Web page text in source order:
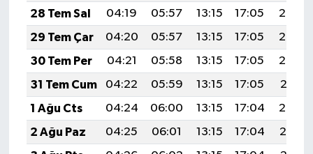
28 Tem Sal
04:19 05:57 13:15 17:05
20:24
29 Tem Çar
04:20 05:57 13:15 17:05
20:23
30 Tem Per
04:21 05:58 13:15 17:05
20:22
31 Tem Cum
04:22 05:59 13:15 17:05
20:21
1 Ağu Cts
04:24 06:00 13:15 17:04
20:20
2 Ağu Paz
04:25 06:01 13:15 17:04
20:19